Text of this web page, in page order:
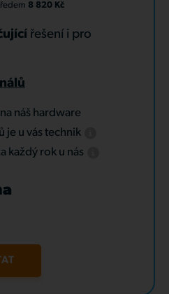
8 820 Kč
řešení i pro
na náš hardware
je u vás technik
každý rok u nás